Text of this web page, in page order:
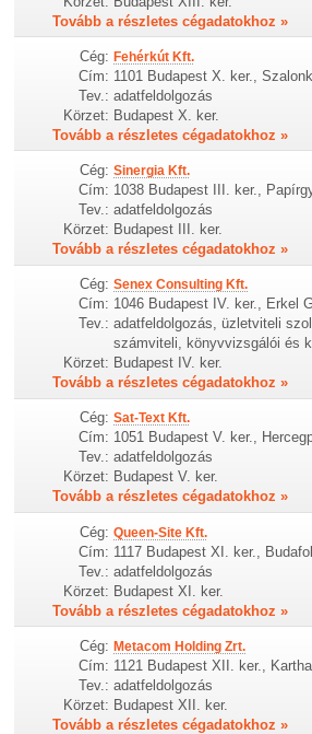
Tovább a részletes cégadatokhoz »
Cég: Fehérkút Kft.
Cím: 1101 Budapest X. ker.,
Tev.: adatfeldolgozás
Körzet: Budapest X. ker.
Tovább a részletes cégadatokhoz »
Cég: Sinergia Kft.
Cím: 1038 Budapest III. ker.,
Tev.: adatfeldolgozás
Körzet: Budapest III. ker.
Tovább a részletes cégadatokhoz »
Cég: Senex Consulting Kft.
Cím: 1046 Budapest IV. ker., Erkel
Tev.: adatfeldolgozás, üzletviteli
számviteli, könyvvizsgálói és
Körzet: Budapest IV. ker.
Tovább a részletes cégadatokhoz »
Cég: Sat-Text Kft.
Cím: 1051 Budapest V. ker.,
Tev.: adatfeldolgozás
Körzet: Budapest V. ker.
Tovább a részletes cégadatokhoz »
Cég: Queen-Site Kft.
Cím: 1117 Budapest XI. ker.,
Tev.: adatfeldolgozás
Körzet: Budapest XI. ker.
Tovább a részletes cégadatokhoz »
Cég: Metacom Holding Zrt.
Cím: 1121 Budapest XII. ker.,
Tev.: adatfeldolgozás
Körzet: Budapest XII. ker.
Tovább a részletes cégadatokhoz »